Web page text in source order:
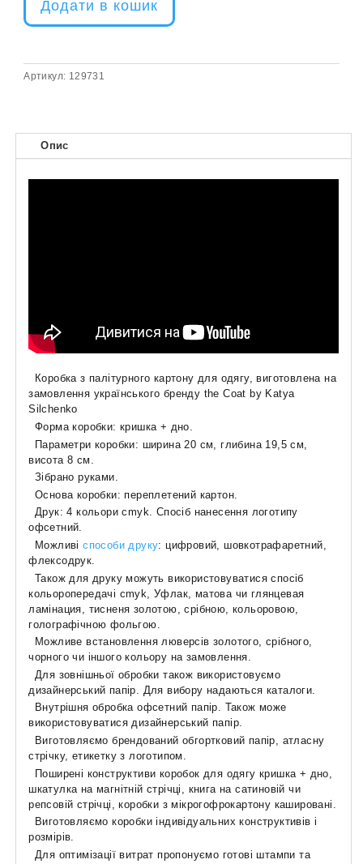
Додати в кошик
Артикул: 129731
Опис
Коробказ палітурного картону для одягу, виготовлена на
замовлення українського бренду the Coat by Katya
Silchenko
Форма коробки: кришка + дно.
Параметри коробки: ширина 20 см, глибина 19,5 см,
висота 8 см.
Зібрано руками.
Основа коробки: переплетений картон.
Друк:4 кольориcmyk. Спосіб нанесення логотипу
офсетний.
Можливіспособи друку: цифровий, шовкотрафаретний
флексодрук.
Також для друку можуть використовуватисяспосіб
кольоропередачі сmyk , Уфлак, матова чи глянцевая
ламінация , тисненя золотою, срібною, кольоровою,
голографічною фольгою.
Можливе встановлення люверсів золотого, срібного,
чорного чи іншого кольору на замовлення.
Для зовнішньої обробки також використовуємо
дизайнерський папір. Для вибору надаються каталоги.
Внутрішня обробка офсетний папір. Також може
використовуватися дизайнерський папір.
Виготовляємо брендований обгортковий папір, атласну
стрічку, етикетку з логотипом.
Поширені конструктиви коробок для одягу кришка + дно,
шкатулка на магнітній стрічці, книга на сатиновій чи
репсовій стрічці, коробки з мікрогофрокартону кашировані.
Виготовляємо коробкиіндивідуальнихконструктивів і
розмірів.
Для оптимізації витрат пропонуємо готові штампи та